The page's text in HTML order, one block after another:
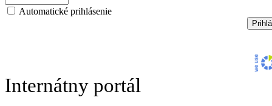
Automatické prihlásenie
Internátny portál